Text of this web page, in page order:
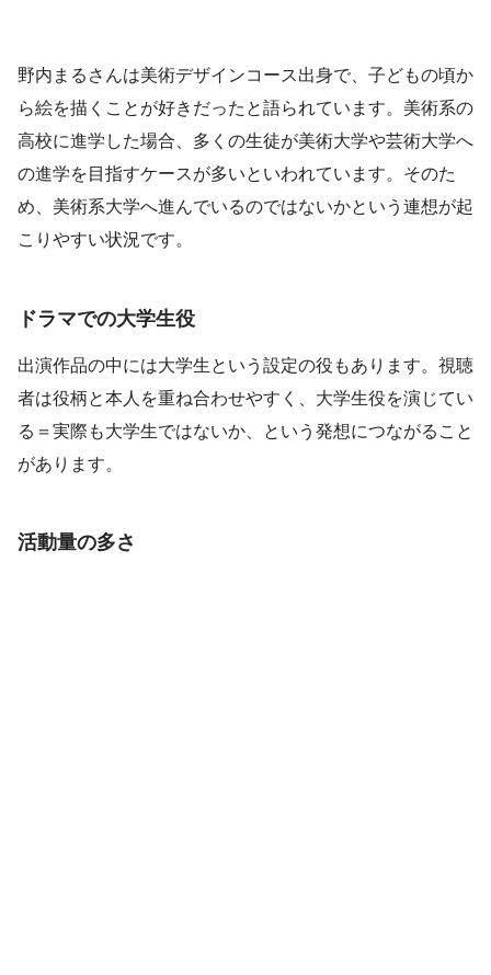
野内まるさんは美術デザインコース出身で、子どもの頃か
ら絵を描くことが好きだったと語られています。美術系の
高校に進学した場合、多くの生徒が美術大学や芸術大学へ
の進学を目指すケースが多いといわれています。そのた
め、美術系大学へ進んでいるのではないかという連想が起
こりやすい状況です。
ドラマでの大学生役
出演作品の中には大学生という設定の役もあります。視聴
者は役柄と本人を重ね合わせやすく、大学生役を演じてい
る＝実際も大学生ではないか、という発想につながること
があります。
活動量の多さ